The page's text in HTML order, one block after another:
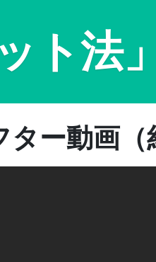
ト法」
ー動画（